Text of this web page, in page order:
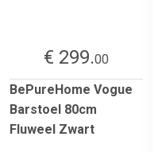
€ 299.00
BePureHome Vogue
Barstoel 80cm
Fluweel Zwart